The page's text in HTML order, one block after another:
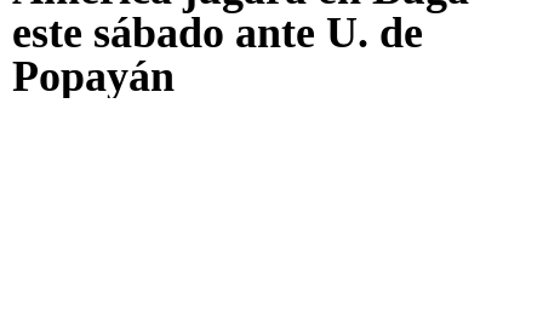
este sábado ante U. de
Popayán